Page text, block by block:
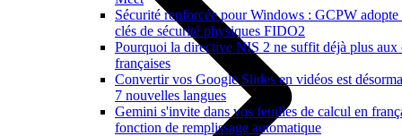
Sécurité renforcée pour Windows : GCPW adopte
clés de sécurité physiques FIDO2
Pourquoi la directive NIS 2 ne suffit déjà plus aux
françaises
Convertir vos Google Slides en vidéos est
7 nouvelles langues
Gemini s'invite dans vos feuilles de calcul en
fonction de remplissage automatique